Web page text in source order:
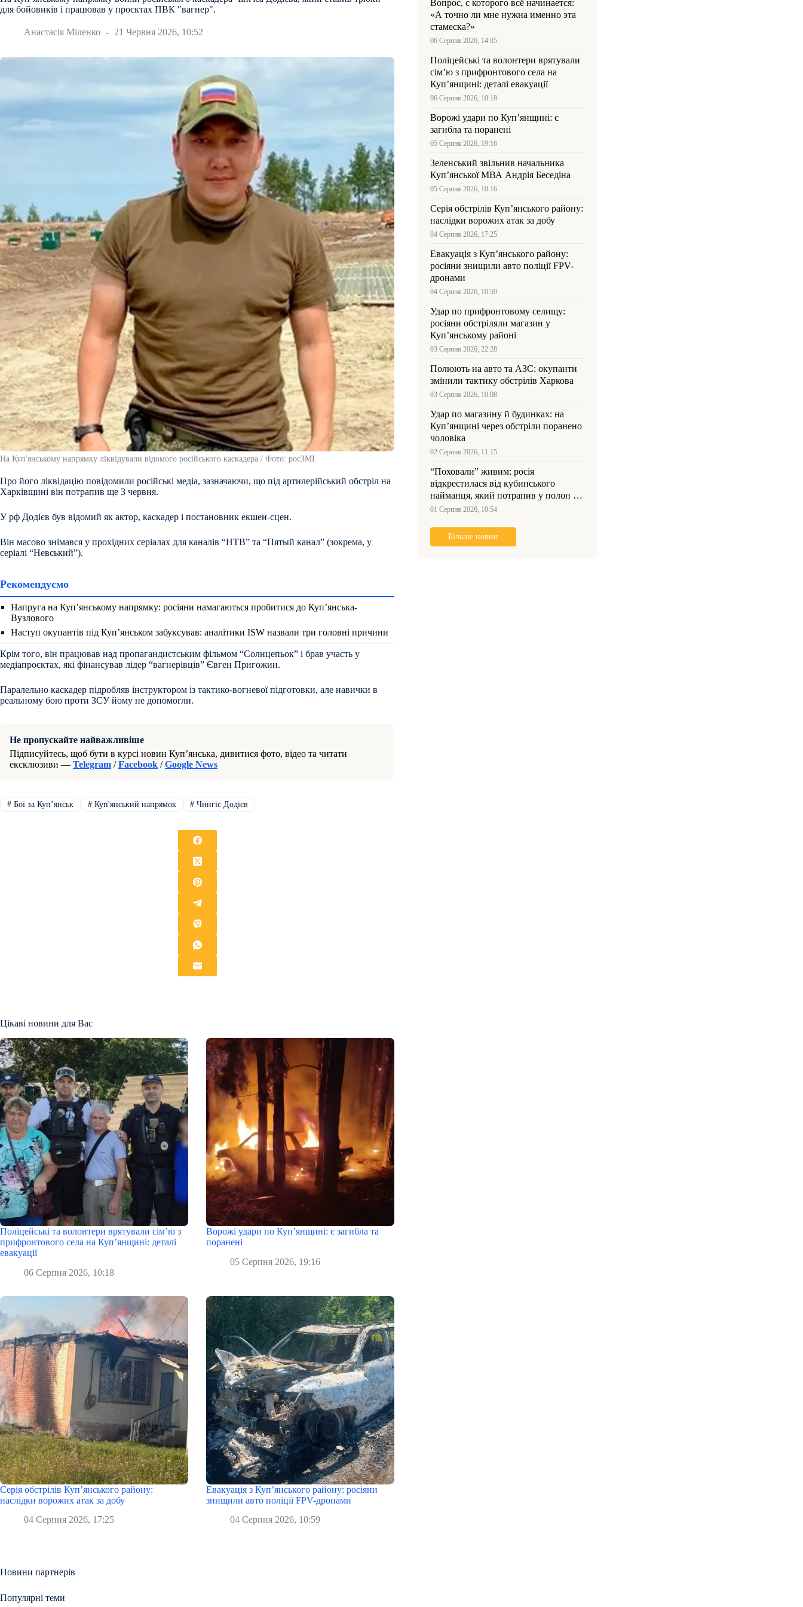
для бойовиків і працював у проєктах ПВК "вагнер".
Анастасія Міленко 21 Червня 2026, 10:52
На Куп'янському напрямку ліквідували відомого російського каскадера / Фото: росЗМІ
Про його ліквідацію повідомили російські медіа, зазначаючи, що під артилерійський обстріл на
Харківщині він потрапив ще 3 червня.
У рф Додієв був відомий як актор, каскадер і постановник екшен-сцен.
Він масово знімався у прохідних серіалах для каналів “НТВ” та “Пятый канал” (зокрема, у
серіалі “Невський”).
Рекомендуємо
Напруга на Куп’янському напрямку: росіяни намагаються пробитися до Куп’янська-
Вузлового
Наступ окупантів під Куп’янськом забуксував: аналітики ISW назвали три головні причини
Крім того, він працював над пропагандистським фільмом “Солнцепьок” і брав участь у
медіапроєктах, які фінансував лідер “вагнерівців” Євген Пригожин.
Паралельно каскадер підробляв інструктором із тактико-вогневої підготовки, але навички в
реальному бою проти ЗСУ йому не допомогли.
Не пропускайте найважливіше
Підписуйтесь, щоб бути в курсі новин Куп’янська, дивитися фото, відео та читати
ексклюзиви — Telegram /Facebook /Google News
#Бої за Купʼянськ #Куп'янський напрямок # Чингіс Додієв
Цікаві новини для Вас
Поліцейські та волонтери врятували сім’ю з
прифронтового села на Куп’янщині: деталі
евакуації
06 Серпня 2026, 10:18
Ворожі удари по Куп’янщині: є загибла та
поранені
05 Серпня 2026, 19:16
Серія обстрілів Куп’янського району:
наслідки ворожих атак за добу
04 Серпня 2026, 17:25
Евакуація з Куп’янського району: росіяни
знищили авто поліції FPV-дронами
04 Серпня 2026, 10:59
Новини партнерів
Вопрос, с которого всё начинается:
«А точно ли мне нужна именно эта
стамеска?»
06 Серпня 2026, 14:05
Поліцейські та волонтери врятували
сім’ю з прифронтового села на
Куп’янщині: деталі евакуації
06 Серпня 2026, 10:18
Ворожі удари по Куп’янщині: є
загибла та поранені
05 Серпня 2026, 19:16
Зеленський звільнив начальника
Купʼянської МВА Андрія Беседіна
05 Серпня 2026, 10:16
Серія обстрілів Куп’янського району:
наслідки ворожих атак за добу
04 Серпня 2026, 17:25
Евакуація з Куп’янського району:
росіяни знищили авто поліції FPV-
дронами
04 Серпня 2026, 10:59
Удар по прифронтовому селищу:
росіяни обстріляли магазин у
Куп’янському районі
03 Серпня 2026, 22:28
Полюють на авто та АЗС: окупанти
змінили тактику обстрілів Харкова
03 Серпня 2026, 10:08
Удар по магазину й будинках: на
Куп’янщині через обстріли поранено
чоловіка
02 Серпня 2026, 11:15
“Поховали” живим: росія
відкрестилася від кубинського
найманця, який потрапив у полон на
Куп’янщині
01 Серпня 2026, 10:54
Більше новин
Популярні теми